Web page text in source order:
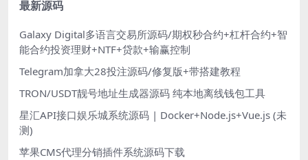
最新源码
Galaxy Digital多语言交易所源码/期权秒合约+杠杆合约+智
能合约投资理财+NTF+贷款+输赢控制
Telegram加拿大28投注源码/修复版+带搭建教程
TRON/USDT靓号地址生成器源码 纯本地离线钱包工具
星汇API接口娱乐城系统源码 | Docker+Node.js+Vue.js (未
测)
苹果CMS代理分销插件系统源码下载